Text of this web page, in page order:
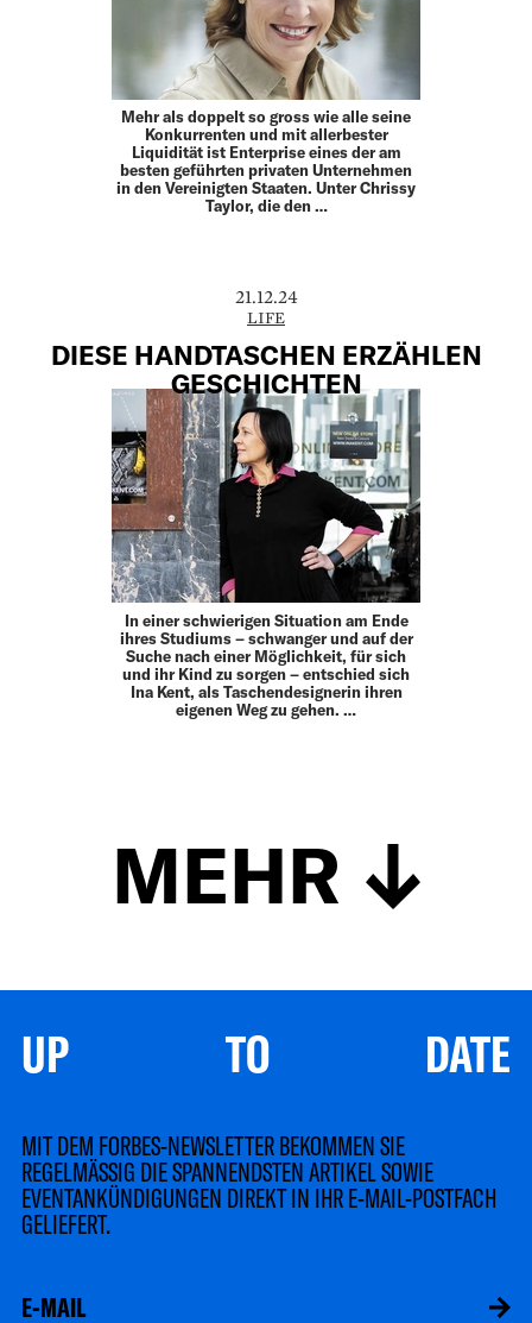
Mehr als doppelt so gross wie alle seine
Konkurrenten und mit allerbester
Liquidität ist Enterprise eines der am
besten geführten privaten Unternehmen
in den Vereinigten Staaten. Unter Chrissy
Taylor, die den …
21.12.24
LIFE
DIESE HANDTASCHEN ERZÄHLEN
GESCHICHTEN
In einer schwierigen Situation am Ende
ihres Studiums – schwanger und auf der
Suche nach einer Möglichkeit, für sich
und ihr Kind zu sorgen – entschied sich
Ina Kent, als Taschendesignerin ihren
eigenen Weg zu gehen. …
MEHR
UP TO DATE
MIT DEM FORBES-NEWSLETTER BEKOMMEN SIE
REGELMÄSSIG DIE SPANNENDSTEN ARTIKEL SOWIE
EVENTANKÜNDIGUNGEN DIREKT IN IHR E-MAIL-POSTFACH
GELIEFERT.